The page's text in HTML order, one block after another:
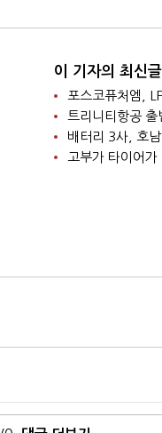
이 기자의 최신글
포스코퓨처엠,
트리니티항공 출
배터리 3사, 호남
고부가 타이어